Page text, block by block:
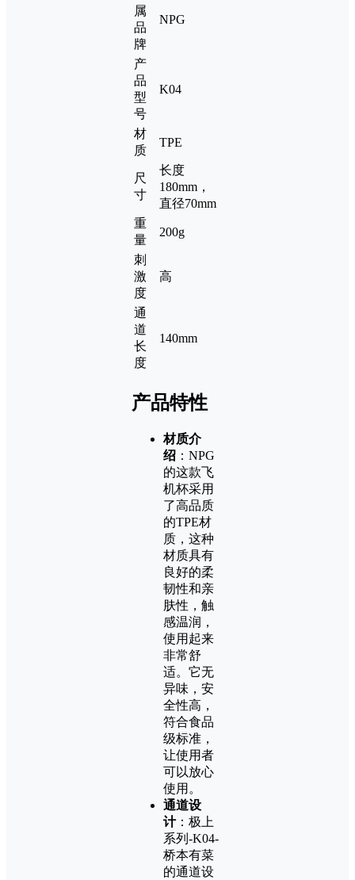
属
品
牌
NPG
产
品
型
号
K04
材
质
TPE
尺
寸
长度
180mm，
直径70mm
重
量
200g
刺
激
度
高
通
道
长
度
140mm
产品特性
材质介
绍 ：NPG
的这款飞
机杯采用
了高品质
的TPE材
质，这种
材质具有
良好的柔
韧性和亲
肤性，触
感温润，
使用起来
非常舒
适。它无
异味，安
全性高，
符合食品
级标准，
让使用者
可以放心
使用。
通道设
计：极上
系列-K04-
桥本有菜
的通道设